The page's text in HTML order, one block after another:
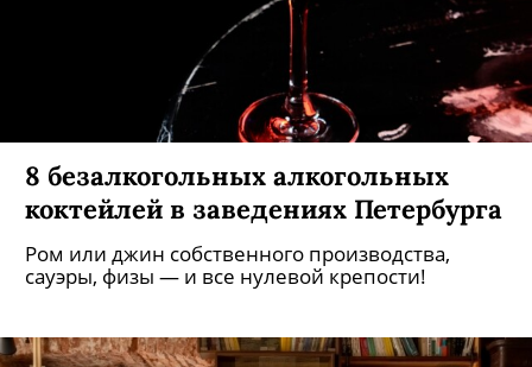
8 безалкогольных алкогольных
коктейлей в заведениях Петербурга
Ром или джин собственного производства,
сауэры, физы — и все нулевой крепости!